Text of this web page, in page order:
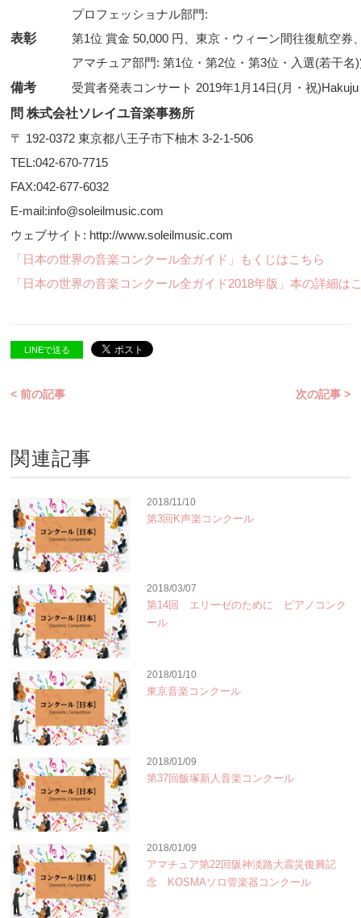
表彰
プロフェッショナル部門:
第1位 賞金 50,000 円、東京・ウィーン間往復航空券
アマチュア部門: 第1位・第2位・第3位・入選(若干名
備考
受賞者発表コンサート 2019年1月14日(月・祝)Hakuju
問 株式会社ソレイユ音楽事務所
〒 192-0372 東京都八王子市下柚木 3-2-1-506
TEL:042-670-7715
FAX:042-677-6032
E-mail:info@soleilmusic.com
ウェブサイト: http://www.soleilmusic.com
「日本の世界の音楽コンクール全ガイド」もくじはこちら
「日本の世界の音楽コンクール全ガイド2018年版」本の詳細は
LINEで送る
< 前の記事 次の記事 >
関連記事
2018/11/10
第3回K声楽コンクール
2018/03/07
第14回 エリーゼのために ピアノコンク
ール
2018/01/10
東京音楽コンクール
2018/01/09
第37回飯塚新人音楽コンクール
2018/01/09
アマチュア第22回阪神淡路大震災復興記
念 KOSMAソロ管楽器コンクール